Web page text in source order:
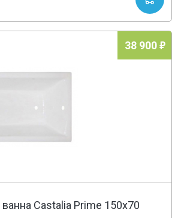
38 900
ванна Castalia Prime 150x70